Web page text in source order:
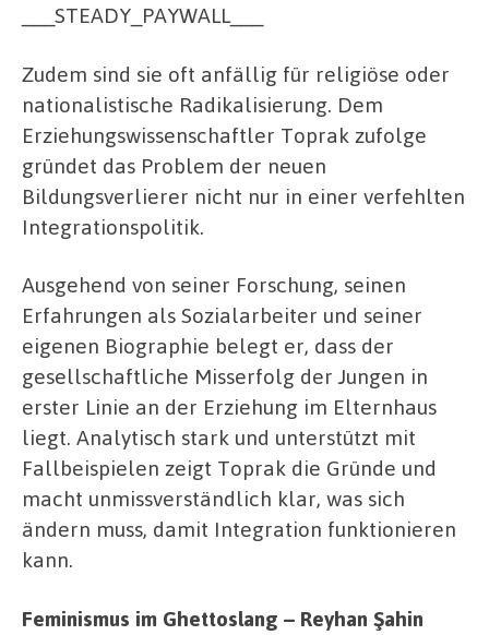
___STEADY_PAYWALL___
Zudem sind sie oft anfällig für religiöse oder
nationalistische Radikalisierung. Dem
Erziehungswissenschaftler Toprak zufolge
gründet das Problem der neuen
Bildungsverlierer nicht nur in einer verfehlten
Integrationspolitik.
Ausgehend von seiner Forschung, seinen
Erfahrungen als Sozialarbeiter und seiner
eigenen Biographie belegt er, dass der
gesellschaftliche Misserfolg der Jungen in
erster Linie an der Erziehung im Elternhaus
liegt. Analytisch stark und unterstützt mit
Fallbeispielen zeigt Toprak die Gründe und
macht unmissverständlich klar, was sich
ändern muss, damit Integration funktionieren
kann.
Feminismus im Ghettoslang – Reyhan Şahin